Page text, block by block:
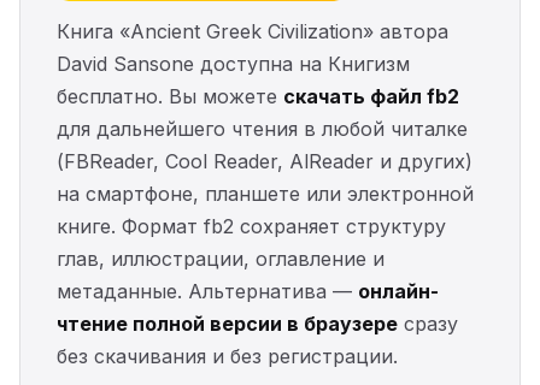
Книга «Ancient Greek Civilization» автора
David Sansone доступна на Книгизм
бесплатно. Вы можете скачать файл fb2
для дальнейшего чтения в любой читалке
(FBReader, Cool Reader, AlReader и других)
на смартфоне, планшете или электронной
книге. Формат fb2 сохраняет структуру
глав, иллюстрации, оглавление и
метаданные. Альтернатива — онлайн-
чтение полной версии в браузере сразу
без скачивания и без регистрации.